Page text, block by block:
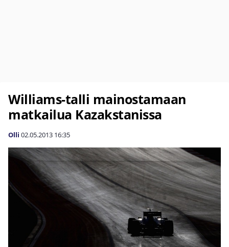
Williams-talli mainostamaan
matkailua Kazakstanissa
Olli 02.05.2013 16:35